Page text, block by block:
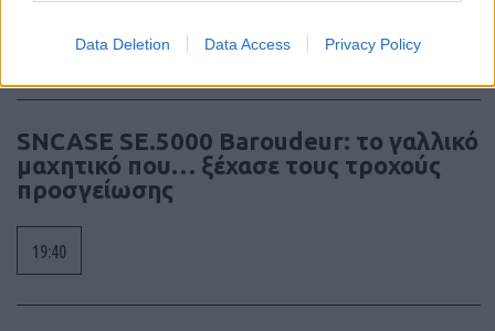
Data Deletion Data Access Privacy Policy
SNCASE SE.5000 Baroudeur: το γαλλικό
μαχητικό που… ξέχασε τους τροχούς
προσγείωσης
19:40